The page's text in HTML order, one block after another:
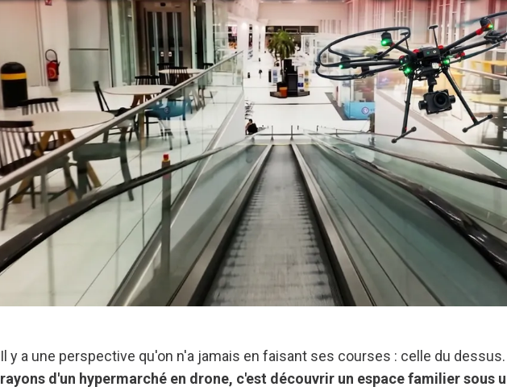
Il y a une perspective qu'on n'a jamais en faisant ses courses : celle du dessus.
rayons d'un hypermarché en drone, c'est découvrir un espace familier sous